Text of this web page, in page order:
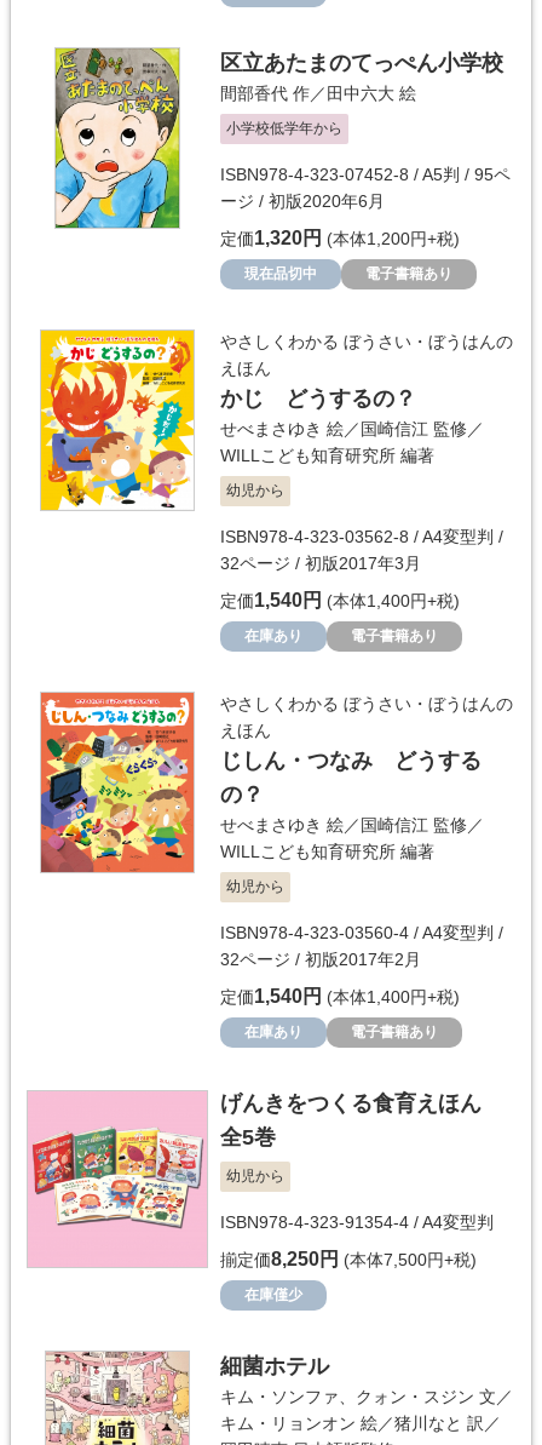
区立あたまのてっぺん小学校
間部香代 作／ 田中六大 絵
小学校低学年から
ISBN978-4-323-07452-8 / A5判 / 95ペ
ージ / 初版2020年6月
定価1,320円 (本体1,200円+税)
現在品切中 電子書籍あり
やさしくわかる ぼうさい・ぼうはんの
えほん
かじ どうするの？
せべまさゆき 絵／ 国崎信江 監修／
WILLこども知育研究所 編著
幼児から
ISBN978-4-323-03562-8 / A4変型判 /
32ページ / 初版2017年3月
定価1,540円 (本体1,400円+税)
在庫あり 電子書籍あり
やさしくわかる ぼうさい・ぼうはんの
えほん
じしん・つなみ どうする
の？
せべまさゆき 絵／ 国崎信江 監修／
WILLこども知育研究所 編著
幼児から
ISBN978-4-323-03560-4 / A4変型判 /
32ページ / 初版2017年2月
定価1,540円 (本体1,400円+税)
在庫あり 電子書籍あり
げんきをつくる食育えほん
全5巻
幼児から
ISBN978-4-323-91354-4 / A4変型判
揃定価8,250円 (本体7,500円+税)
在庫僅少
細菌ホテル
キム・ソンファ、クォン・スジン 文／
キム・リョンオン 絵／猪川なと 訳／